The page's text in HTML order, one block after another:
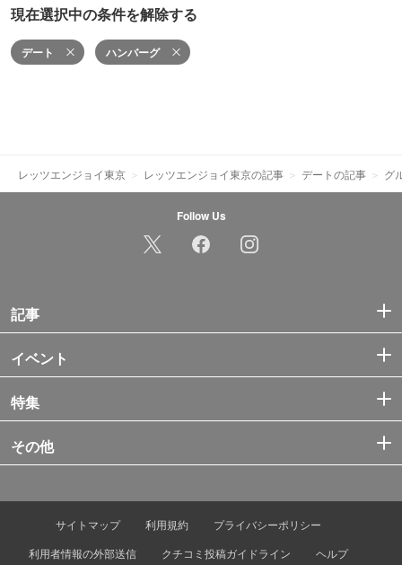
現在選択中の条件を解除する
デート ハンバーグ
レッツエンジョイ東京 レッツエンジョイ東京の記事 デートの記事 グ
Follow Us
記事
イベント
特集
その他
サイトマップ 利用規約
プライバシーポリシー
利用者情報の外部送信
クチコミ投稿ガイドライン ヘルプ